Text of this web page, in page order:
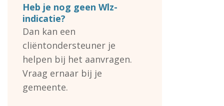
Heb je nog geen Wlz-
indicatie?
Dan kan een
cliëntondersteuner je
helpen bij het aanvragen.
Vraag ernaar bij je
gemeente.